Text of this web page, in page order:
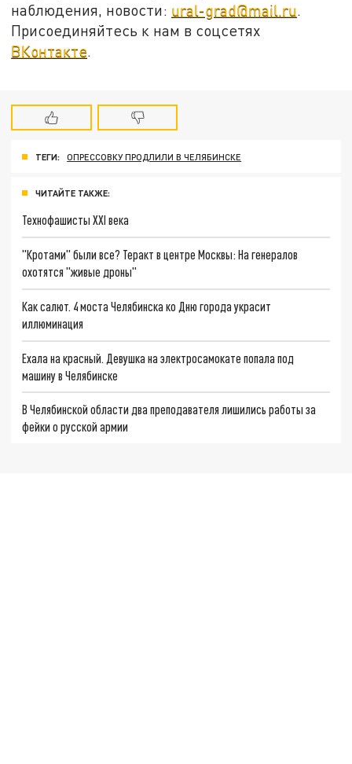
наблюдения, новости: ural-grad@mail.ru.
Присоединяйтесь к нам в соцсетях
ВКонтакте.
ТЕГИ: ОПРЕССОВКУ ПРОДЛИЛИ В ЧЕЛЯБИНСКЕ
ЧИТАЙТЕ ТАКЖЕ:
Технофашисты XXI века
"Кротами" были все? Теракт в центре Москвы: На генералов
охотятся "живые дроны"
Как салют. 4 моста Челябинска ко Дню города украсит
иллюминация
Ехала на красный. Девушка на электросамокате попала под
машину в Челябинске
В Челябинской области два преподавателя лишились работы за
фейки о русской армии